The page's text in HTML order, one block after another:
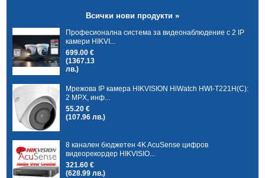
Всички нови продукти »
Професионална система за видеонаблюдение с 2 IP
камери HIKVI...
699.00 €
(1367.13
лв.)
Мрежова IP камера HIKVISION HiWatch HWI-T221H(C):
2 MPX, инф...
55.20 €
(107.96 лв.)
8 канален бюджетен 4K AcuSense цифров
видеорекордер HIKVISIO...
321.60 €
(628.99 лв.)